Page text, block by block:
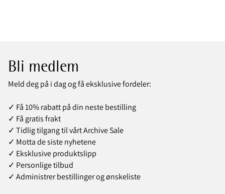
Bli medlem
Meld deg på i dag og få eksklusive fordeler:
✓ Få 10% rabatt på din neste bestilling
✓ Få gratis frakt
✓ Tidlig tilgang til vårt Archive Sale
✓ Motta de siste nyhetene
✓ Eksklusive produktslipp
✓ Personlige tilbud
✓ Administrer bestillinger og ønskeliste